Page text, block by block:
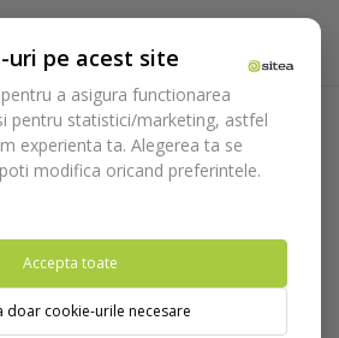
uri pe acest site
a asigura functionarea
pentru statistici/marketing, astfel
experienta ta. Alegerea ta se
modifica oricand preferintele.
Accepta toate
doar cookie-urile necesare
Chirurgie si implantologie
Medesy
Departator Sternberg
din tara din care accesati website-ul